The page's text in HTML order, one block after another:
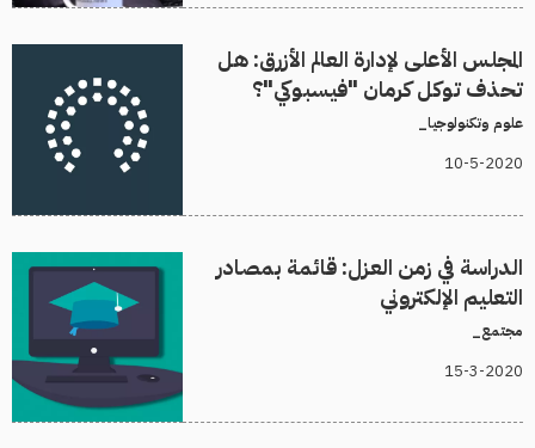
المجلس الأعلى لإدارة العالم الأزرق: هل
تحذف توكل كرمان "فيسبوكي"؟
علوم وتكنولوجيا_
10-5-2020
الدراسة في زمن العزل: قائمة بمصادر
التعليم الإلكتروني
مجتمع_
15-3-2020